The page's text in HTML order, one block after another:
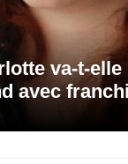
va-t-
avec